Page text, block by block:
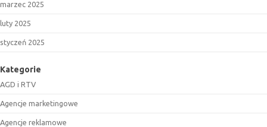
marzec 2025
luty 2025
styczeń 2025
Kategorie
AGD i RTV
Agencje marketingowe
Agencje reklamowe